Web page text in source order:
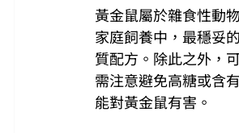
黃金鼠屬於雜食性動
家庭飼養中，最穩妥
質配方。除此之外，
需注意避免高糖或含
能對黃金鼠有害。